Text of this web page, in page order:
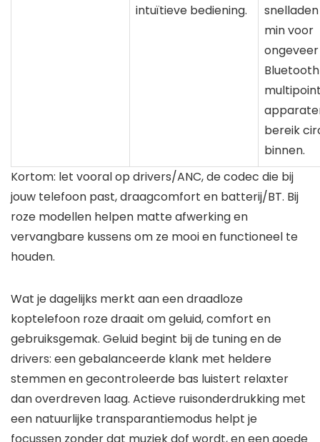
intuïtieve bediening.
min voor
ongeveer
bereik
binnen.
Kortom: let vooral op drivers/ANC, de codec die bij
jouw telefoon past, draagcomfort en batterij/BT. Bij
roze modellen helpen matte afwerking en
vervangbare kussens om ze mooi en functioneel te
houden.
Wat je dagelijks merkt aan een draadloze
koptelefoon roze draait om geluid, comfort en
gebruiksgemak. Geluid begint bij de tuning en de
drivers: een gebalanceerde klank met heldere
stemmen en gecontroleerde bas luistert relaxter
dan overdreven laag. Actieve ruisonderdrukking met
een natuurlijke transparantiemodus helpt je